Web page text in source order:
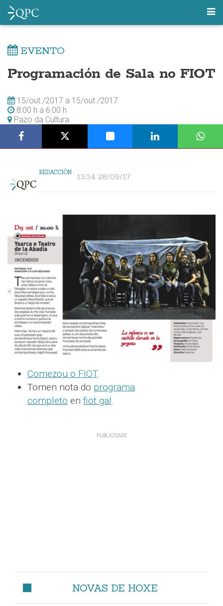
EVENTO
Programación de Sala no FIOT
15/out./2017 a 15/out./2017
8:00 h a 6:00 h
Pazo da Cultura
REDACCIÓN 13:34 28/09/17
Comezou o FIOT.
Tomen nota do programa
completo en fiot.gal.
NOVAS DE HOXE